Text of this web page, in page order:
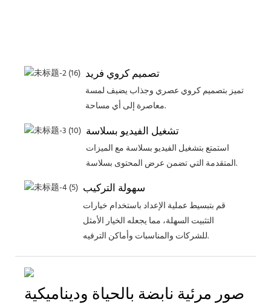
تصميم كروي فريد
تميز بتصميم كروي عصري وجذاب يضيف لمسة
معاصرة إلى أي مساحة.
تشغيل الفيديو بسلاسة
استمتع بتشغيل الفيديو بسلاسة مع الميزات
المتقدمة التي تضمن عرض المحتوى بسلاسة.
سهولة التركيب
قم بتبسيط عملية الإعداد باستخدام خيارات
التثبيت السهلة، مما يجعله الخيار الأمثل
للشركات والمناسبات وأماكن الترفيه.
صور مرئية نابضة بالحياة وديناميكية